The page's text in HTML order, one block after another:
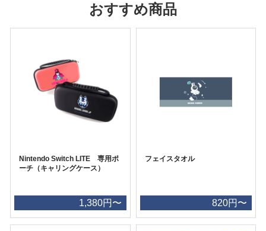
おすすめ商品
Nintendo Switch LITE 専用ポ
ーチ（キャリングケース）
1,380円〜
フェイスタオル
820円〜